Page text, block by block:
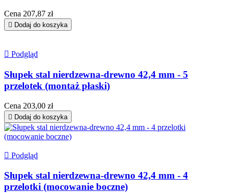
Cena 207,87 zł
 Dodaj do koszyka
 Podgląd
Słupek stal nierdzewna-drewno 42,4 mm - 5
przelotek (montaż płaski)
Cena 203,00 zł
 Dodaj do koszyka
 Podgląd
Słupek stal nierdzewna-drewno 42,4 mm - 4
przelotki (mocowanie boczne)